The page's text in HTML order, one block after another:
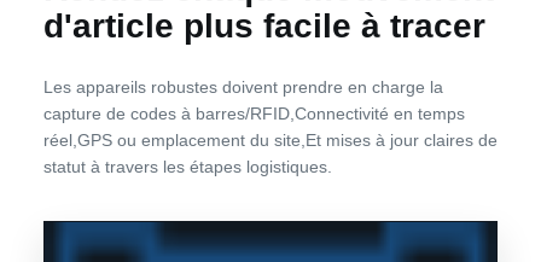
d'article plus facile à tracer
Les appareils robustes doivent prendre en charge la
capture de codes à barres/RFID,Connectivité en temps
réel,GPS ou emplacement du site,Et mises à jour claires de
statut à travers les étapes logistiques.